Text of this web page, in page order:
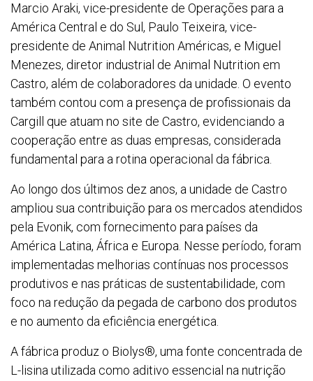
Marcio Araki, vice-presidente de Operações para a
América Central e do Sul, Paulo Teixeira, vice-
presidente de Animal Nutrition Américas, e Miguel
Menezes, diretor industrial de Animal Nutrition em
Castro, além de colaboradores da unidade. O evento
também contou com a presença de profissionais da
Cargill que atuam no site de Castro, evidenciando a
cooperação entre as duas empresas, considerada
fundamental para a rotina operacional da fábrica.
Ao longo dos últimos dez anos, a unidade de Castro
ampliou sua contribuição para os mercados atendidos
pela Evonik, com fornecimento para países da
América Latina, África e Europa. Nesse período, foram
implementadas melhorias contínuas nos processos
produtivos e nas práticas de sustentabilidade, com
foco na redução da pegada de carbono dos produtos
e no aumento da eficiência energética.
A fábrica produz o Biolys®, uma fonte concentrada de
L-lisina utilizada como aditivo essencial na nutrição